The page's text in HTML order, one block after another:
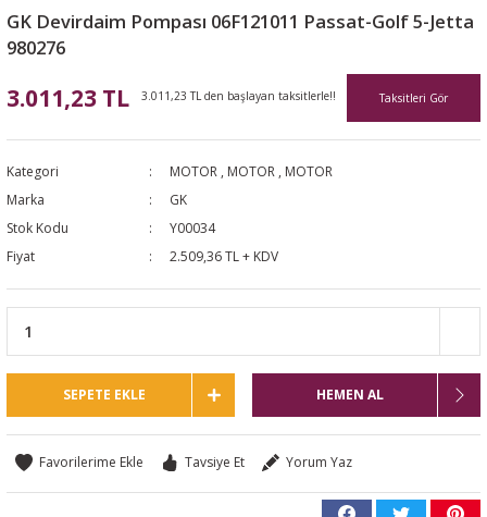
GK Devirdaim Pompası 06F121011 Passat-Golf 5-Jetta
980276
3.011,23 TL 3.011,23 TL den başlayan taksitlerle!! Taksitleri Gör
Kategori MOTOR , MOTOR , MOTOR
Marka
GK
Stok Kodu
Y00034
Fiyat
2.509,36 TL + KDV
SEPETE EKLE HEMEN AL
Tavsiye Et Yorum Yaz